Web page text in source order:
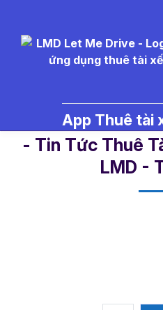
App Thuê tài
- Tin Tức Thuê
LMD -